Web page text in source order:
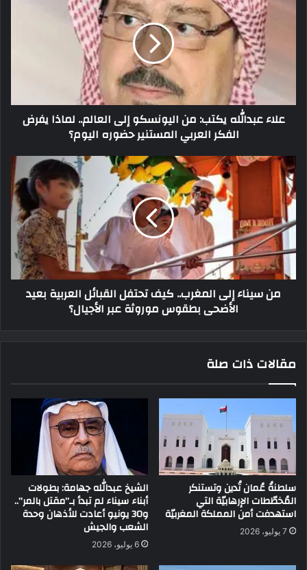
علاء عبدالله يكتب: من اليونسكو إلى العالم.. لماذا يفرض
الفكر العربي المستنير حضوره اليوم؟
من سيناء إلى المغرب.. كيف تحتفل القبائل العربية بعيد
الأضحى بطقوس موروثة عبر الأجيال؟
مقالات ذات صلة
سلطنةُ عُمان تُدين وتستنكر
المُخطّطات الإرهابيّة التي
استهدفت أمن المملكة المغربيّة
7 يوليو، 2026
الشيخ عبدالله جهامة: بطولات
أبناء سيناء لم تبدأ بـ”مقتل بالمر”..
و30 يونيو أعادت للأذهان وحدة
الشعب والجيش
6 يوليو، 2026